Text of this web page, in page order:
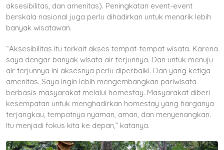
aksesibilitas, dan amenitas). Peningkatan event-event
berskala nasional juga perlu dihadirkan untuk menarik lebih
banyak wisatawan.
“Aksesibilitas itu terkait akses tempat-tempat wisata. Karena
saya dengar banyak wisata air terjunnya. Dan untuk menuju
air terjunnya ini aksesnya perlu diperbaiki. Dan yang ketiga
amenitas. Saya ingin lebih mengembangkan pariwisata
berbasis masyarakat melalui homestay. Masyarakat diberi
kesempatan untuk menghadirkan homestay yang harganya
terjangkau, tempatnya nyaman, aman, dan menyenangkan.
Itu menjadi fokus kita ke depan,” katanya.